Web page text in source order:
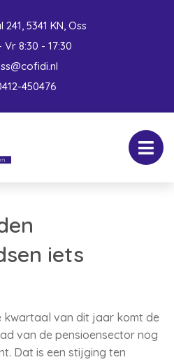
5341 KN, Oss
Vr 8:30 - 17:30
450476
iets
kwartaal van dit jaar komt de
van de pensioensector nog
Dat is een stijging ten